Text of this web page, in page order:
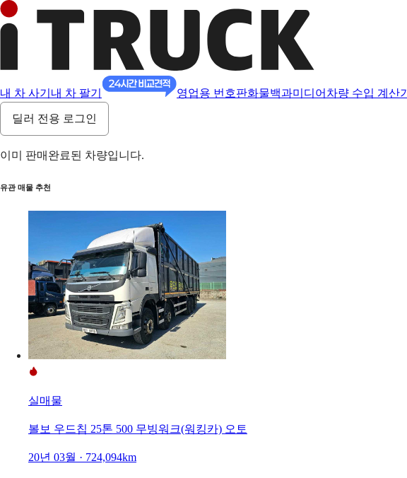
내 차 사기 내 차 팔기 영업용 번호판화물백과미디어 차량 수입 계산기
딜러 전용 로그인
이미 판매완료된 차량입니다.
유관 매물 추천
실매물
볼보 우드칩 25톤 500 무빙워크(워킹카) 오토
20년 03월 · 724,094km